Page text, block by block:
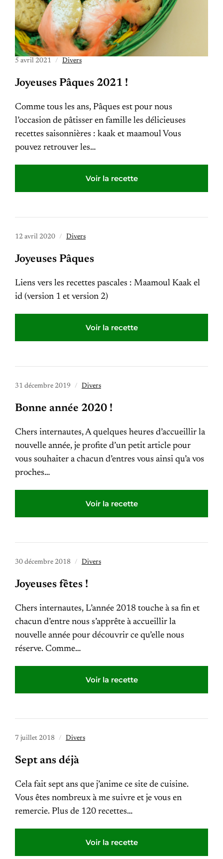
5 avril 2021 Divers
Joyeuses Pâques 2021 !
Comme tous les ans, Pâques est pour nous
l’occasion de pâtisser en famille les délicieuses
recettes saisonnières : kaak et maamoul Vous
pouvez retrouver les…
Voir la recette
12 avril 2020 Divers
Joyeuses Pâques
Liens vers les recettes pascales : Maamoul Kaak el
id (version 1 et version 2)
Voir la recette
31 décembre 2019 Divers
Bonne année 2020 !
Chers internautes, A quelques heures d’accueillir la
nouvelle année, je profite d’un petit article pour
vous souhaiter a chacun d’entres vous ainsi qu’a vos
proches…
Voir la recette
30 décembre 2018 Divers
Joyeuses fêtes !
Chers internautes, L’année 2018 touche à sa fin et
chacun d’entre nous s’apprête à accueillir la
nouvelle année pour découvrir ce qu’elle nous
réserve. Comme…
Voir la recette
7 juillet 2018 Divers
Sept ans déjà
Cela fait sept ans que j’anime ce site de cuisine.
Vous êtes nombreux à me suivre et je vous en
remercie. Plus de 120 recettes…
Voir la recette